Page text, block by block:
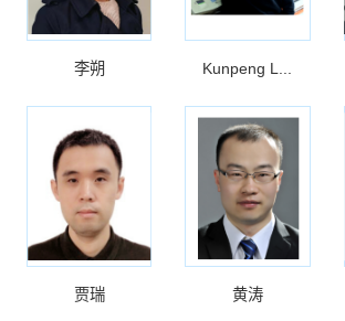
李朔 Kunpeng L...
贾瑞 黄涛